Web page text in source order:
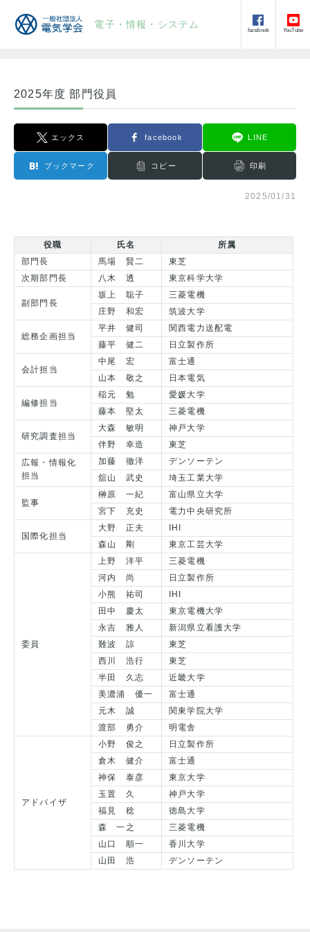
電子・情報・システム
facebook YouTube
2025年度 部門役員
エックス facebook LINE
ブックマーク コピー 印刷
2025/01/31
役職 氏名
所属
部門長
馬場 賢二
東芝
次期部門長
八木 透 東京科学大学
副部門長
坂上 聡子
三菱電機
庄野 和宏
筑波大学
総務企画担当
平井 健司
関西電力送配電
藤平 健二
日立製作所
会計担当
中尾 宏
富士通
山本 敬之
日本電気
編修担当
稲元 勉
愛媛大学
藤本 堅太
三菱電機
研究調査担当
大森 敏明
神戸大学
伴野 幸造
東芝
広報・情報化
担当
加藤 徹洋
デンソーテン
舘山 武史
埼玉工業大学
監事
榊原 一紀
富山県立大学
宮下 充史
電力中央研究所
国際化担当
大野 正夫
IHI
森山 剛
東京工芸大学
委員
上野 洋平
三菱電機
河内 尚
日立製作所
小熊 祐司
IHI
田中 慶太
東京電機大学
永吉 雅人
新潟県立看護大学
難波 諒
東芝
西川 浩行
東芝
半田 久志
近畿大学
美濃浦 優一
富士通
元木 誠
関東学院大学
渡部 勇介
明電舎
アドバイザ
小野 俊之
日立製作所
倉木 健介
富士通
神保 泰彦
東京大学
玉置 久
神戸大学
福見 稔
徳島大学
森 一之
三菱電機
山口 順一
香川大学
山田 浩
デンソーテン